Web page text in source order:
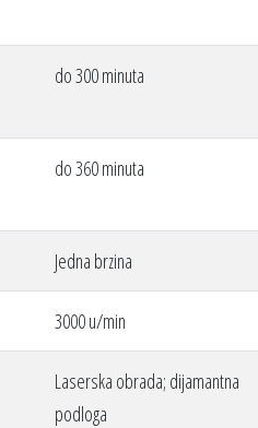
do 300 minuta
do 360 minuta
Jedna brzina
3000 u/min
Laserska obrada; dijamantna
podloga